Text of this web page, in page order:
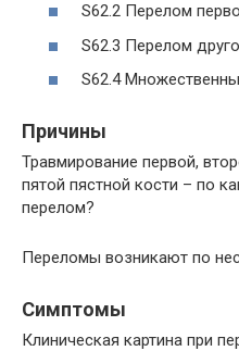
S62.2 Перелом
S62.3 Перелом
S62.4
Причины
Травмирование первой,
пятой пястной кости – по
перелом?
Переломы возникают по
Симптомы
Клиническая картина при